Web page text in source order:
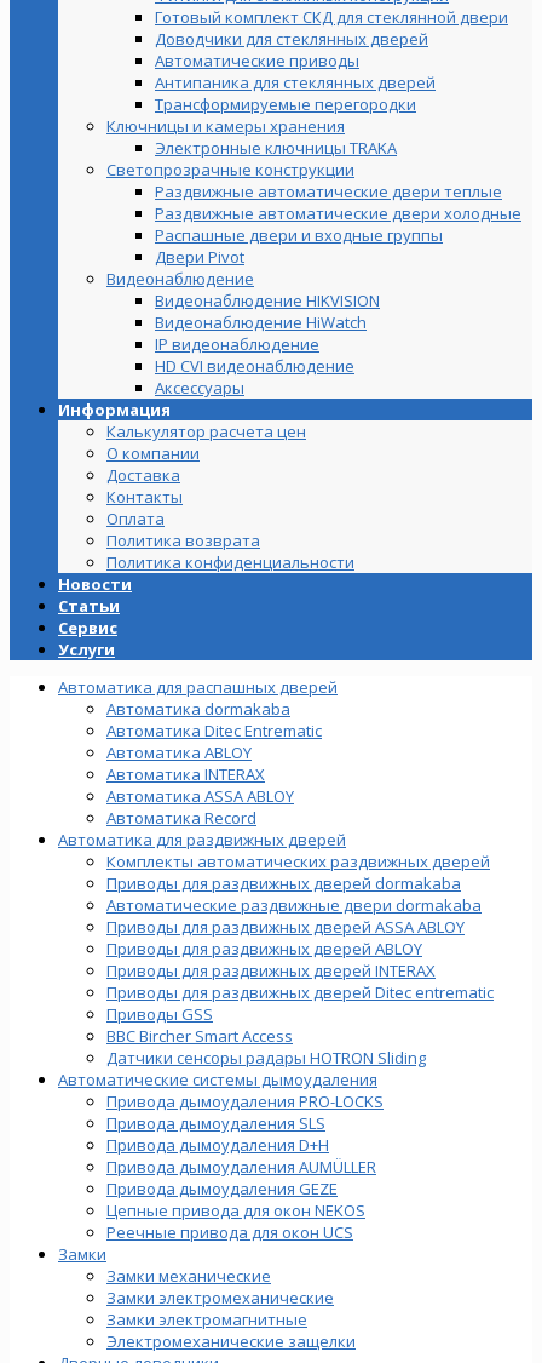
Готовый комплект СКД для стеклянной двери
Доводчики для стеклянных дверей
Автоматические приводы
Антипаника для стеклянных дверей
Трансформируемые перегородки
Ключницы и камеры хранения
Электронные ключницы TRAKA
Светопрозрачные конструкции
Раздвижные автоматические двери теплые
Раздвижные автоматические двери холодные
Распашные двери и входные группы
Двери Pivot
Видеонаблюдение
Видеонаблюдение HIKVISION
Видеонаблюдение HiWatch
IP видеонаблюдение
HD CVI видеонаблюдение
Аксессуары
Информация
Калькулятор расчета цен
О компании
Доставка
Контакты
Оплата
Политика возврата
Политика конфиденциальности
Новости
Статьи
Сервис
Услуги
Автоматика для распашных дверей
Автоматика dormakaba
Автоматика Ditec Entrematic
Автоматика ABLOY
Автоматика INTERAX
Автоматика ASSA ABLOY
Автоматика Record
Автоматика для раздвижных дверей
Комплекты автоматических раздвижных дверей
Приводы для раздвижных дверей dormakaba
Автоматические раздвижные двери dormakaba
Приводы для раздвижных дверей ASSA ABLOY
Приводы для раздвижных дверей ABLOY
Приводы для раздвижных дверей INTERAX
Приводы для раздвижных дверей Ditec entrematic
Приводы GSS
BBC Bircher Smart Access
Датчики сенсоры радары HOTRON Sliding
Автоматические системы дымоудаления
Привода дымоудаления PRO-LOCKS
Привода дымоудаления SLS
Привода дымоудаления D+H
Привода дымоудаления AUMÜLLER
Привода дымоудаления GEZE
Цепные привода для окон NEKOS
Реечные привода для окон UСS
Замки
Замки механические
Замки электромеханические
Замки электромагнитные
Электромеханические защелки